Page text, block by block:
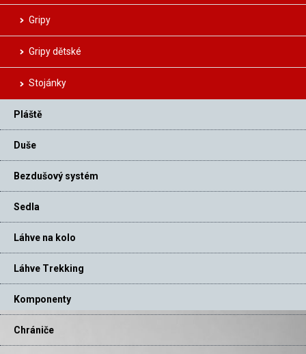
Gripy
Gripy dětské
Stojánky
Pláště
Duše
Bezdušový systém
Sedla
Láhve na kolo
Láhve Trekking
Komponenty
Chrániče